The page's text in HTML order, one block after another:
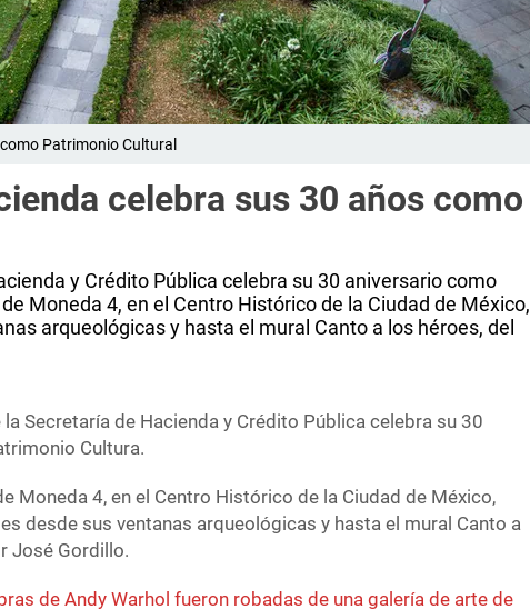
Patrimonio Cultural
celebra sus 30 años como
y Crédito Pública celebra su 30 aniversario como
Moneda 4, en el Centro Histórico de la Ciudad de México,
arqueológicas y hasta el mural Canto a los héroes, del
Secretaría de Hacienda y Crédito Pública celebra su 30
Cultura.
Moneda 4, en el Centro Histórico de la Ciudad de México,
desde sus ventanas arqueológicas y hasta el mural Canto a
José Gordillo.
de Andy Warhol fueron robadas de una galería de arte de